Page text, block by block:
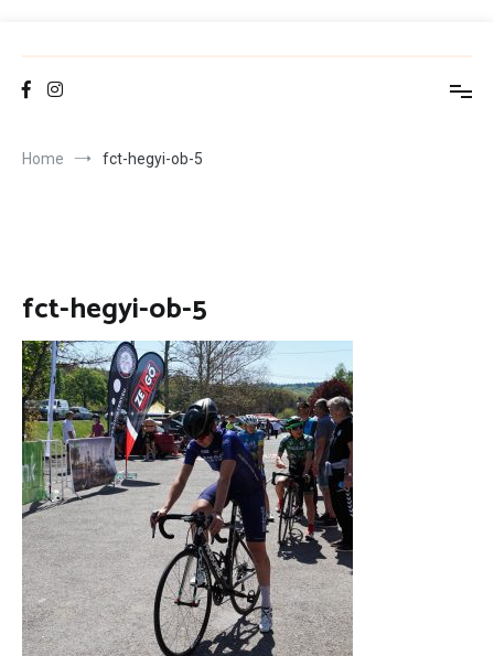
FCT
Home fct-hegyi-ob-5
fct-hegyi-ob-5